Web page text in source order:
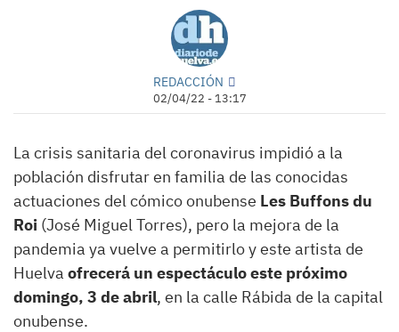
REDACCIÓN
02/04/22 - 13:17
La crisis sanitaria del coronavirus impidió a la
población disfrutar en familia de las conocidas
actuaciones del cómico onubense Les Buffons du
Roi (José Miguel Torres), pero la mejora de la
pandemia ya vuelve a permitirlo y este artista de
Huelva ofrecerá un espectáculo este próximo
domingo, 3 de abril, en la calle Rábida de la capital
onubense.